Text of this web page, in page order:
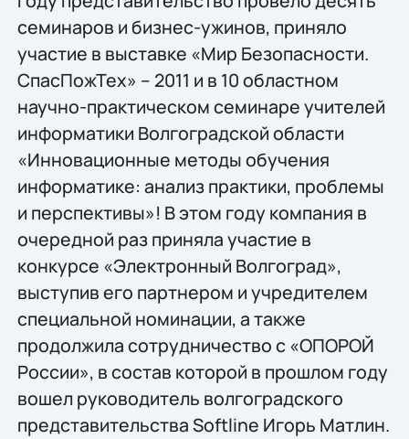
семинаров и бизнес-ужинов, приняло
участие в выставке «Мир Безопасности.
СпасПожТех» – 2011 и в 10 областном
научно-практическом семинаре учителей
информатики Волгоградской области
«Инновационные методы обучения
информатике: анализ практики, проблемы
и перспективы»! В этом году компания в
очередной раз приняла участие в
конкурсе «Электронный Волгоград»,
выступив его партнером и учредителем
специальной номинации, а также
продолжила сотрудничество с «ОПОРОЙ
России», в состав которой в прошлом году
вошел руководитель волгоградского
представительства Softline Игорь Матлин.